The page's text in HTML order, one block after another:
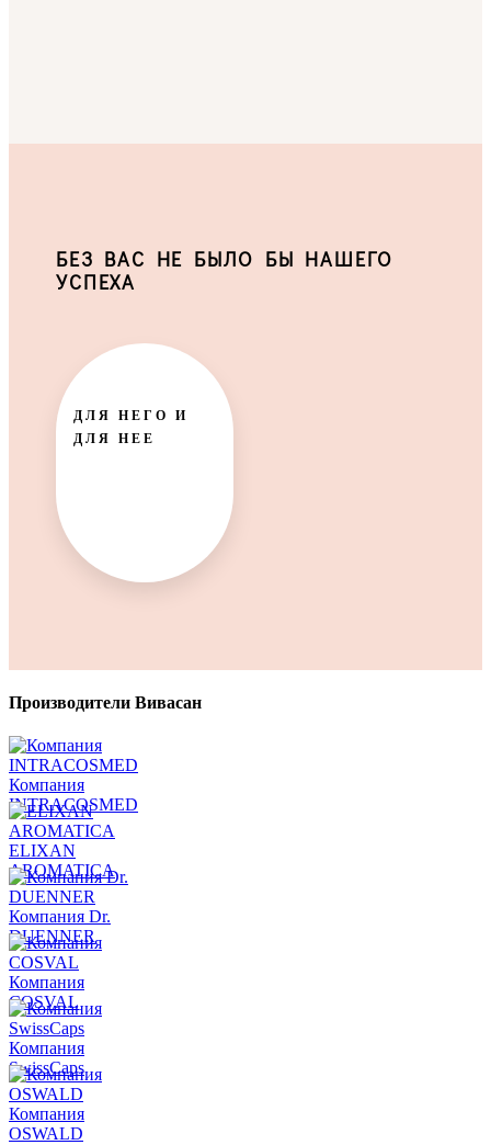
БЕЗ ВАС НЕ БЫЛО БЫ НАШЕГО
УСПЕХА
ДЛЯ НЕГО И
ДЛЯ НЕЕ
Производители Вивасан
Компания
INTRACOSMED
ELIXAN
AROMATICA
Компания Dr.
DUENNER
Компания
COSVAL
Компания
SwissCaps
Компания
OSWALD